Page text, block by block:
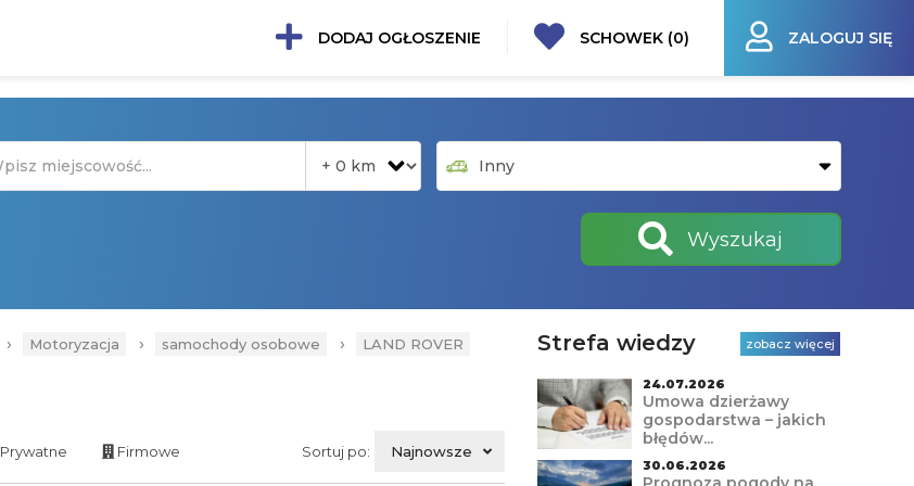
DODAJ OGŁOSZENIE SCHOWEK (0) ZALOGUJ SIĘ
Wyszukaj
› Motoryzacja › samochody osobowe › LAND ROVER
Prywatne Firmowe Sortuj po: Najnowsze
Strefa wiedzy zobacz więcej
24.07.2026
Umowa dzierżawy
gospodarstwa – jakich
błędów...
30.06.2026